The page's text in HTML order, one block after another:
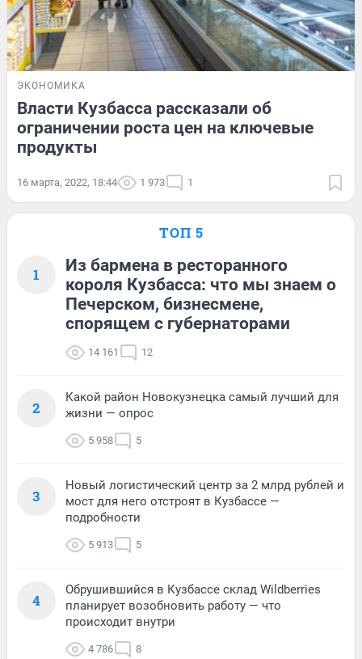
ЭКОНОМИКА
Власти Кузбасса рассказали об
ограничении роста цен на ключевые
продукты
16 марта, 2022, 18:44 1 973 1
ТОП 5
1
Из бармена в ресторанного
короля Кузбасса: что мы знаем о
Печерском, бизнесмене,
спорящем с губернаторами
14 161 12
2
Какой район Новокузнецка самый лучший для
жизни — опрос
5 958 5
3
Новый логистический центр за 2 млрд рублей и
мост для него отстроят в Кузбассе —
подробности
5 913 5
4
Обрушившийся в Кузбассе склад Wildberries
планирует возобновить работу — что
происходит внутри
4 786 8